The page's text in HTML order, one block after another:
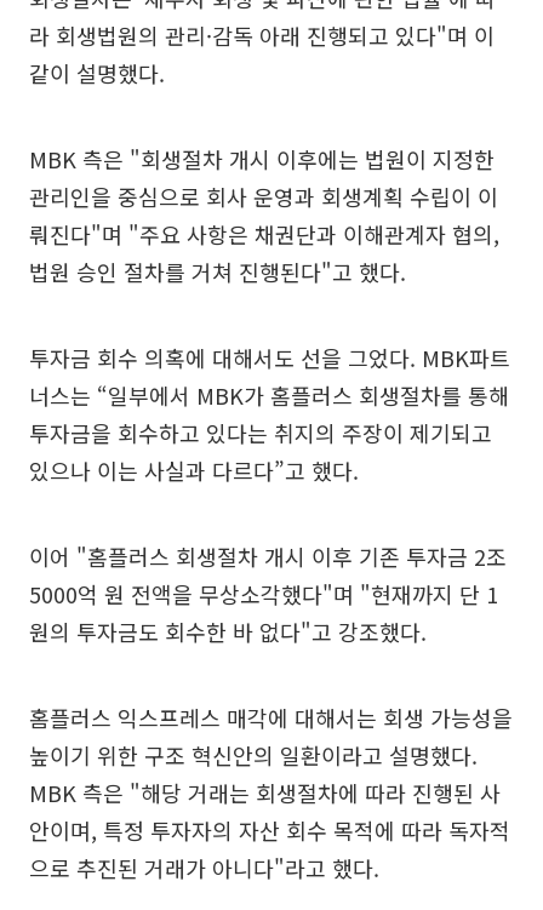
라 회생법원의 관리·감독 아래 진행되고 있다"며 이
같이 설명했다.
MBK 측은 "회생절차 개시 이후에는 법원이 지정한
관리인을 중심으로 회사 운영과 회생계획 수립이 이
뤄진다"며 "주요 사항은 채권단과 이해관계자 협의,
법원 승인 절차를 거쳐 진행된다"고 했다.
투자금 회수 의혹에 대해서도 선을 그었다. MBK파트
너스는 “일부에서 MBK가 홈플러스 회생절차를 통해
투자금을 회수하고 있다는 취지의 주장이 제기되고
있으나 이는 사실과 다르다”고 했다.
이어 "홈플러스 회생절차 개시 이후 기존 투자금 2조
5000억 원 전액을 무상소각했다"며 "현재까지 단 1
원의 투자금도 회수한 바 없다"고 강조했다.
홈플러스 익스프레스 매각에 대해서는 회생 가능성을
높이기 위한 구조 혁신안의 일환이라고 설명했다.
MBK 측은 "해당 거래는 회생절차에 따라 진행된 사
안이며, 특정 투자자의 자산 회수 목적에 따라 독자적
으로 추진된 거래가 아니다"라고 했다.